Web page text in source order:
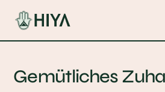
content
Gemütliches